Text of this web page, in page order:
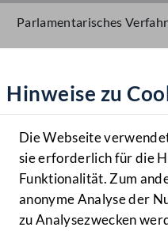
Hilfe
Benutzer
Navigationsmenü
MENÜ
Hinweise zu
Die Webseite
sie erforderlich für die
Funktionalität. Zum
anonyme Analyse der
zu Analysezwecken
Parlamentarisches
Liste der Rednerinnen und